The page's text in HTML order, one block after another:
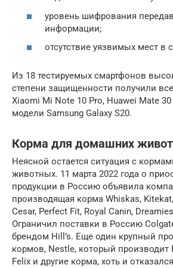
уровень шифрования
информации;
отсутствие уязвимых мест в
Из 18 тестируемых смартфонов
степени защищенности получили
Xiaomi Mi Note 10 Pro, Huawei Mate
модели Samsung Galaxy S20.
Корма для домашних
Неясной остается ситуация с
животных. 11 марта 2022 года о
продукции в Россию объявила
производящая корма Whiskas,
Cesar, Perfect Fit, Royal Canin,
Ограничил поставки в Россию
брендом Hill’s. Еще один крупный
кормов, Nestle, который производит
Felix и другие корма, хоть и